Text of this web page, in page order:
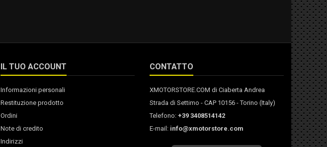
IL TUO ACCOUNT
Informazioni personali
Restituzione prodotto
Ordini
Note di credito
Indirizzi
CONTATTO
XMOTORSTORE.COM di Ciaberta Andrea
Strada di Settimo - CAP 10156 - Torino (Italy)
Telefono: +39 3408514142
E-mail: info@xmotorstore.com